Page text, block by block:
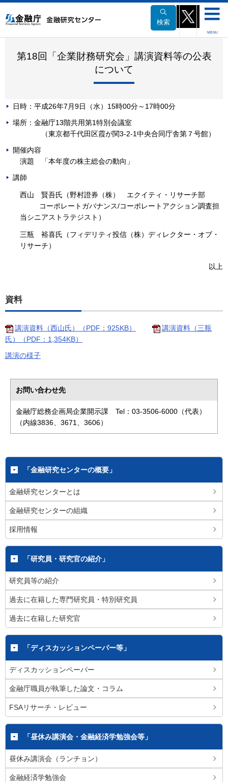
文
検索
MENU
第18回「企業財務研究会」講演資料等の公表
について
日時：平成26年7月9日（水）15時00分～17時00分
場所：金融庁13階共用第1特別会議室
（東京都千代田区霞が関3-2-1中央合同庁舎第７号館）
開催内容
演題 「本年度の株主総会の動向」
講師
西山 賢吾氏（野村證券（株） エクイティ・リサーチ部
コーポレートガバナンス/コーポレートアクション調査担
当シニアストラテジスト）
三瓶 裕喜氏（フィデリティ投信（株）ディレクター・オブ・
リサーチ）
以上
資料
講演資料（西山氏）（PDF：925KB）
講演資料（三瓶
氏）（PDF：1,354KB）
講演の様子
お問い合わせ先
金融庁総務企画局企業開示課 Tel：03-3506-6000（代表）
（内線3836、3671、3606）
「金融研究センターの概要」
金融研究センターとは
金融研究センターの組織
採用情報
「研究員・研究官の紹介」
研究員等の紹介
過去に在籍した専門研究員・特別研究員
過去に在籍した研究官
「ディスカッションペーパー等」
ディスカッションペーパー
金融庁職員が執筆した論文・コラム
FSAリサーチ・レビュー
「昼休み講演会・金融経済学勉強会等」
昼休み講演会（ランチョン）
金融経済学勉強会